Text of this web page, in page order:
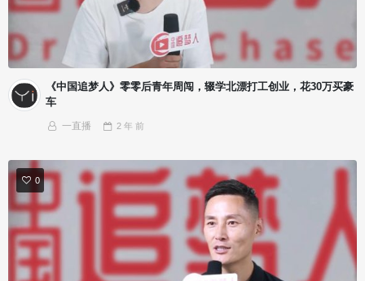
《中国追梦人》零零后青年周闯，辍学北漂打工创业，花30万买豪
车
一直播 2 年 前
0